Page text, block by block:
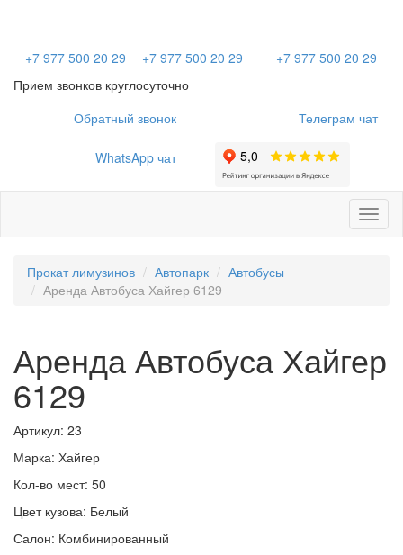
+7 977 500 20 29 +7 977 500 20 29
+7 977 500 20 29
Прием звонков круглосуточно
Обратный звонок
Телеграм чат
WhatsApp чат
Прокат лимузинов Автопарк
Автобусы
Аренда Автобуса Хайгер 6129
Аренда Автобуса Хайгер
6129
Артикул: 23
Марка: Хайгер
Кол-во мест: 50
Цвет кузова: Белый
Салон: Комбинированный